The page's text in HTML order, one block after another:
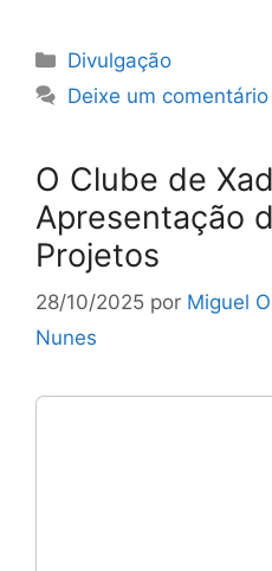
Categorias
Divulgação
Deixe um comentário
O Clube de
Apresentação
Projetos
28/10/2025 por Miguel
Nunes